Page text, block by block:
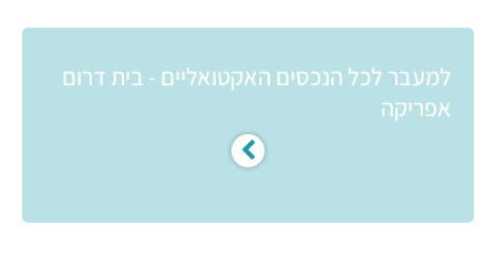
למעבר לכל הנכסים האקטואליים - בית דרום
אפריקה